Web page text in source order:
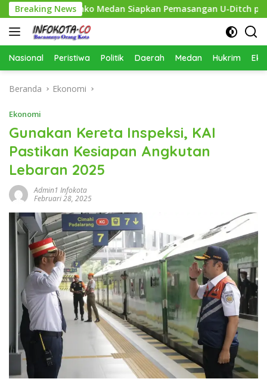
Langsung
ke
konten
Breaking News
Pemko Medan Siapkan Pemasangan U-Ditch pada 2027
Nasional Peristiwa Politik Daerah Medan Hukrim
Beranda Ekonomi
Ekonomi
Gunakan Kereta Inspeksi, KAI
Pastikan Kesiapan Angkutan
Lebaran 2025
Admin1 Infokota
Februari 28, 2025